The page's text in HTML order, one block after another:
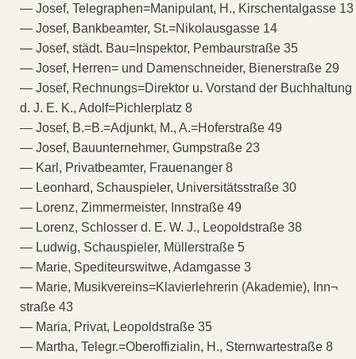
— Josef, Telegraphen=Manipulant, H., Kirschentalgasse 13
— Josef, Bankbeamter, St.=Nikolausgasse 14
— Josef, städt. Bau=Inspektor, Pembaurstraße 35
— Josef, Herren= und Damenschneider, Bienerstraße 29
— Josef, Rechnungs=Direktor u. Vorstand der Buchhaltung
d. J. E. K., Adolf=Pichlerplatz 8
— Josef, B.=B.=Adjunkt, M., A.=Hoferstraße 49
— Josef, Bauunternehmer, Gumpstraße 23
— Karl, Privatbeamter, Frauenanger 8
— Leonhard, Schauspieler, Universitätsstraße 30
— Lorenz, Zimmermeister, Innstraße 49
— Lorenz, Schlosser d. E. W. J., Leopoldstraße 38
— Ludwig, Schauspieler, Müllerstraße 5
— Marie, Spediteurswitwe, Adamgasse 3
— Marie, Musikvereins=Klavierlehrerin (Akademie), Inn¬
straße 43
— Maria, Privat, Leopoldstraße 35
— Martha, Telegr.=Oberoffizialin, H., Sternwartestraße 8